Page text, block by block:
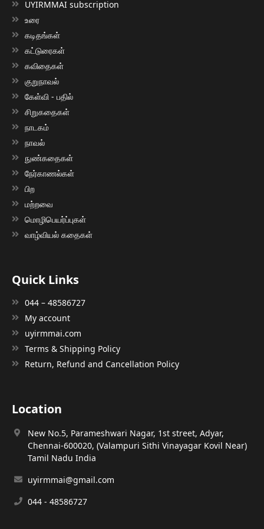
UYIRMMAI subscription
உரை
கடிதங்கள்
கட்டுரைகள்
கவிதைகள்
குறுநாவல்
கேள்வி - பதில்
சிறுகதைகள்
நாடகம்
நாவல்
நுண்கதைகள்
நேர்காணல்கள்
பிற
மற்றவை
மொழிபெயர்ப்புகள்
வாழ்வியல் கதைகள்
Quick Links
044 – 48586727
My account
uyirmmai.com
Terms & Shipping Policy
Return, Refund and Cancellation Policy
Location
New No.5, Parameshwari Nagar, 1st street, Adyar,
Chennai-600020, (Valampuri Sithi Vinayagar Kovil Near)
Tamil Nadu India
uyirmmai@gmail.com
044 - 48586727